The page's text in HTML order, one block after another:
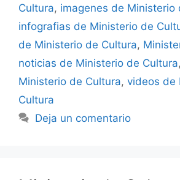
Cultura, imagenes de Ministerio
infografias de Ministerio de
de Ministerio de Cultura,
noticias de Ministerio de Cultura,
Ministerio de Cultura, videos de
Cultura
Deja un comentario